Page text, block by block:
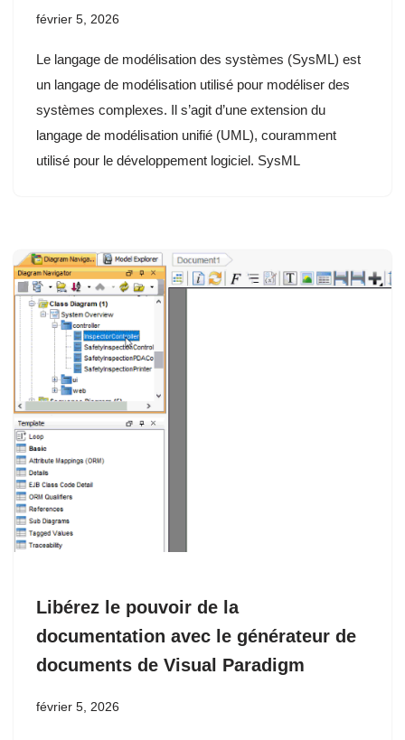
février 5, 2026
Le langage de modélisation des systèmes (SysML) est
un langage de modélisation utilisé pour modéliser des
systèmes complexes. Il s’agit d’une extension du
langage de modélisation unifié (UML), couramment
utilisé pour le développement logiciel. SysML
Libérez le pouvoir de la
documentation avec le générateur de
documents de Visual Paradigm
février 5, 2026